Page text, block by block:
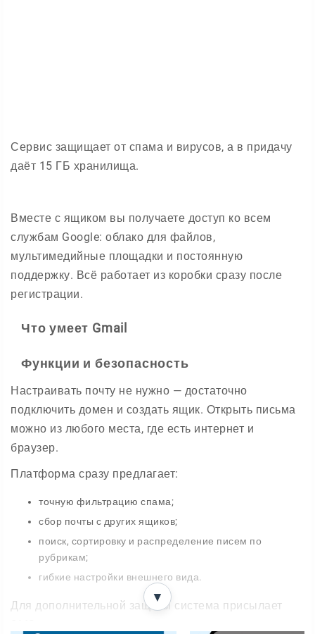
Сервис защищает от спама и вирусов, а в придачу
даёт 15 ГБ хранилища.
Вместе с ящиком вы получаете доступ ко всем
службам Google: облако для файлов,
мультимедийные площадки и постоянную
поддержку. Всё работает из коробки сразу после
регистрации.
Что умеет Gmail
Функции и безопасность
Настраивать почту не нужно — достаточно
подключить домен и создать ящик. Открыть письма
можно из любого места, где есть интернет и
браузер.
Платформа сразу предлагает:
точную фильтрацию спама;
сбор почты с других ящиков;
поиск, сортировку и распределение писем по
рубрикам;
гибкие настройки внешнего вида.
Для дополнительной защиты система присылает
▼